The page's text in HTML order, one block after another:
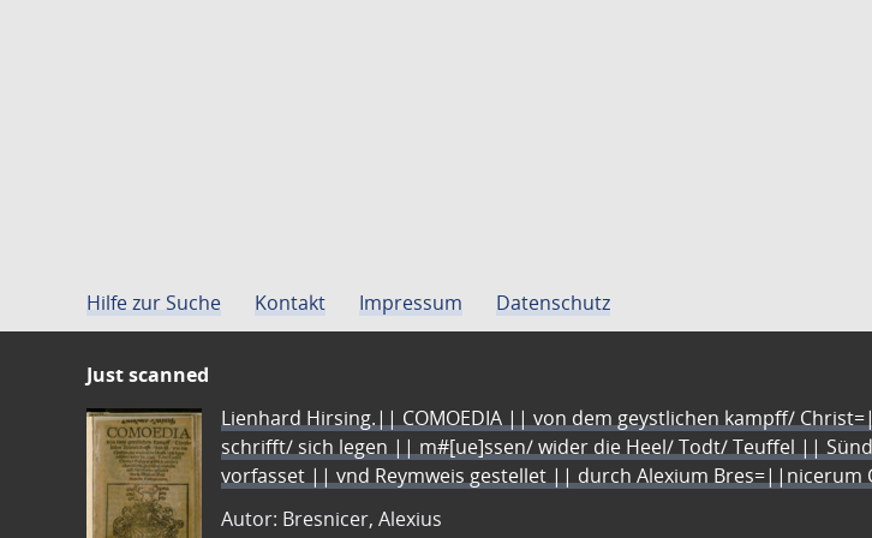
Hilfe zur Suche Kontakt Impressum Datenschutz
Just scanned
Lienhard Hirsing.|| COMOEDIA || von dem geystlichen kampff/
schrifft/ sich legen || m#[ue]ssen/ wider die Heel/ Todt/ Teuffel ||
vorfasset || vnd Reymweis gestellet || durch Alexium Bres=||nicerum
Autor: Bresnicer, Alexius